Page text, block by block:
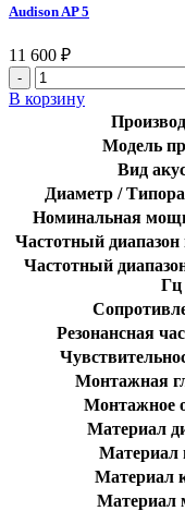
Audison AP 5
11 600 ₽
Количество
товара
Audison
В корзину
Модель
Вид
Диаметр /
Номинальная
Частотный
Частотный
Гц
Резонансная
Монтажная
Монтажное
Материал
Материал
Материал
Материал